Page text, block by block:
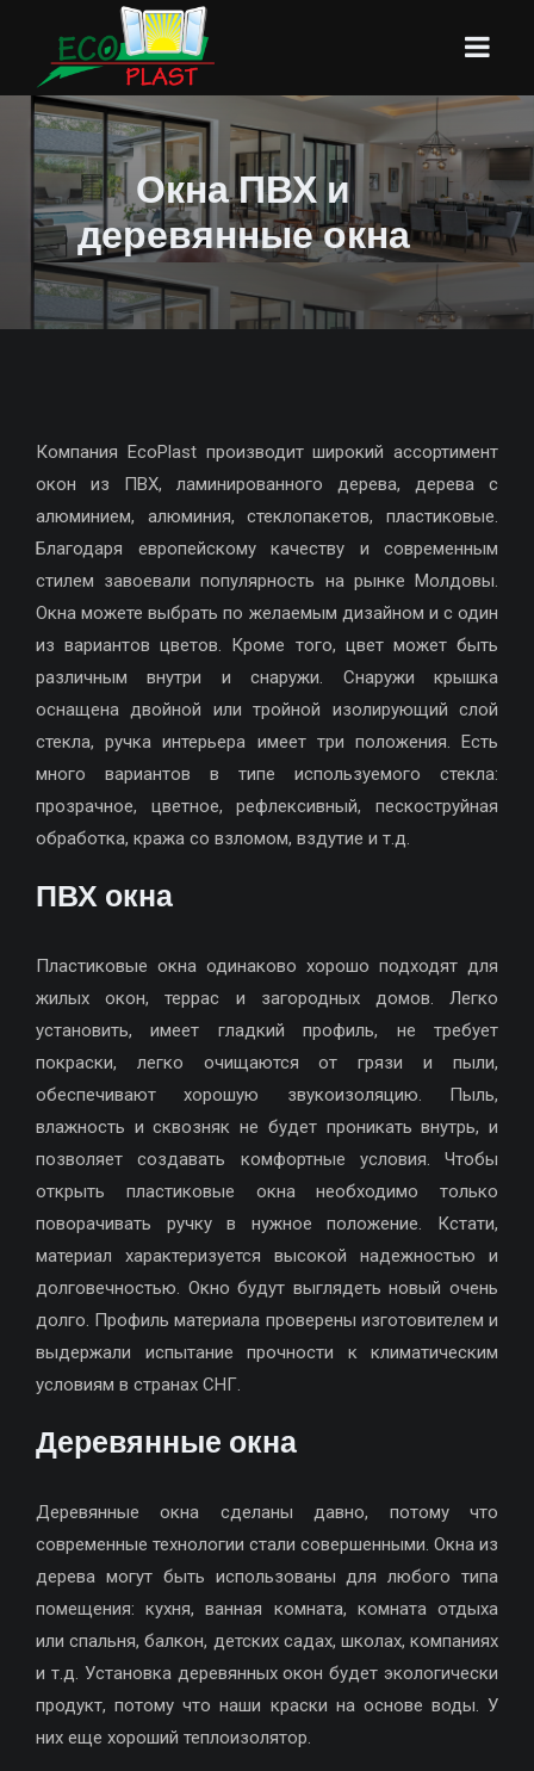
Окна ПВХ и
деревянные окна
Компания EcoPlast производит широкий ассортимент
окон из ПВХ, ламинированного дерева, дерева с
алюминием, алюминия, стеклопакетов, пластиковые.
Благодаря европейскому качеству и современным
стилем завоевали популярность на рынке Молдовы.
Окна можете выбрать по желаемым дизайном и с один
из вариантов цветов. Кроме того, цвет может быть
различным внутри и снаружи. Снаружи крышка
оснащена двойной или тройной изолирующий слой
стекла, ручка интерьера имеет три положения. Есть
много вариантов в типе используемого стекла:
прозрачное, цветное, рефлексивный, пескоструйная
обработка, кража со взломом, вздутие и т.д.
ПВХ окна
Пластиковые окна одинаково хорошо подходят для
жилых окон, террас и загородных домов. Легко
установить, имеет гладкий профиль, не требует
покраски, легко очищаются от грязи и пыли,
обеспечивают хорошую звукоизоляцию. Пыль,
влажность и сквозняк не будет проникать внутрь, и
позволяет создавать комфортные условия. Чтобы
открыть пластиковые окна необходимо только
поворачивать ручку в нужное положение. Кстати,
материал характеризуется высокой надежностью и
долговечностью. Окно будут выглядеть новый очень
долго. Профиль материала проверены изготовителем и
выдержали испытание прочности к климатическим
условиям в странах СНГ.
Деревянные окна
Деревянные окна сделаны давно, потому что
современные технологии стали совершенными. Окна из
дерева могут быть использованы для любого типа
помещения: кухня, ванная комната, комната отдыха
или спальня, балкон, детских садах, школах, компаниях
и т.д. Установка деревянных окон будет экологически
продукт, потому что наши краски на основе воды. У
них еще хороший теплоизолятор.